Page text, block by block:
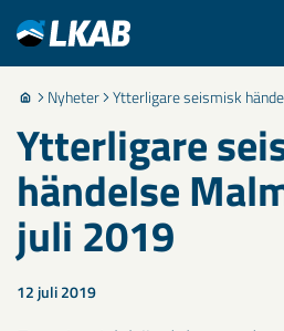
Nyheter Ytterligare seismisk
Ytterligare
händelse
juli 2019
12 juli 2019